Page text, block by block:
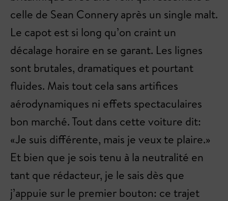
celle de Sean Connery après un single malt.
Le capot est si long qu’on craint un
décalage horaire en se garant. Les lignes
sont brutales, dramatiques et pourtant
fluides. Mais tout cela sans artifices
aérodynamiques ni effets spectaculaires
bon marché. Tout dans cette voiture dit:
«Je suis différente, mais je veux te plaire.»
Et bien que je sois tenu à la neutralité en
tant que rédacteur, je le sais dès que
j’appuie sur le premier bouton: ce trajet